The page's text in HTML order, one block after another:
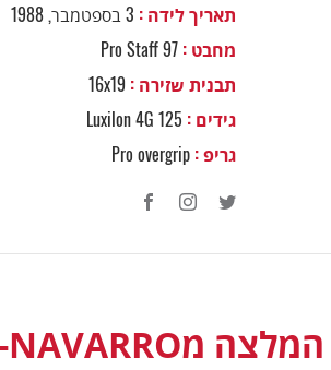
תאריך לידה : 3 בספטמבר, 1988
מחבט : Pro Staff 97
תבנית שזירה : 16x19
גידים : Luxilon 4G 125
גריפ : Pro overgrip
המלצה מCARLA SUAREZ-NAVARRO